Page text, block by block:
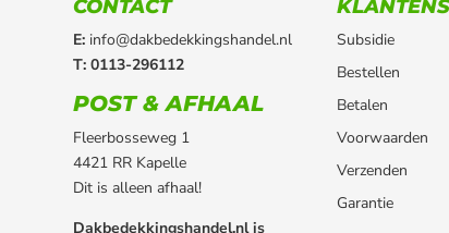
CONTACT
E: info@dakbedekkingshandel.nl
T: 0113-296112
POST & AFHAAL
Fleerbosseweg 1
4421 RR Kapelle
Dit is alleen afhaal!
Dakbedekkingshandel.nl is
Subsidie
Bestellen
Betalen
Voorwaarden
Verzenden
Garantie